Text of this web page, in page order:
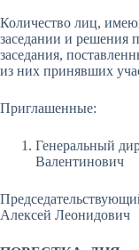
Количество лиц,
заседании и решения
заседания,
из них принявших
Приглашенные:
Генеральный
Валентинович
Алексей Леонидович